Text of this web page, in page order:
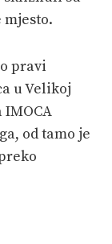
mjesto.
pravi
u Velikoj
od tamo je